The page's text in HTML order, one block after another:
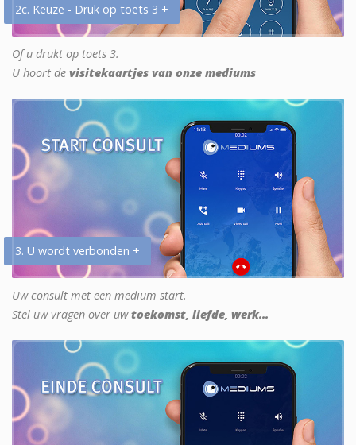
2c. Keuze - Druk op toets 3 +
Of u drukt op toets 3.
U hoort de visitekaartjes van onze mediums
3. U wordt verbonden +
Uw consult met een medium start.
Stel uw vragen over uwtoekomst, liefde, werk...